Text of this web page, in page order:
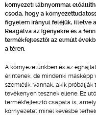
környezeti lábnyommal
csoda, hogy a
figyelem irányul feléjük, illetve
Reagálva az igényekre és a
termékfejlesztői az elmúlt
a téren.
A környezetünkben és az
érintenek, de mindenki másképp
szemlélik, vannak, akik próbálják
tevékenyen tesznek ellene. Ez
termékfejlesztő csapata is,
környezetet minél kevésbé